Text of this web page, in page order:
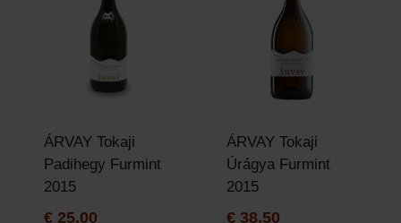
ÁRVAY Tokaji
Padihegy Furmint
2015
€25,00
ÁRVAY Tokaji
Úrágya Furmint
2015
€38,50